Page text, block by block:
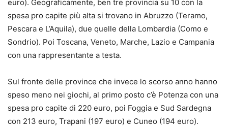
euro). Geograficamente, ben tre provincia su 10 con la
spesa pro capite più alta si trovano in Abruzzo (Teramo,
Pescara e L’Aquila), due quelle della Lombardia (Como e
Sondrio). Poi Toscana, Veneto, Marche, Lazio e Campania
con una rappresentante a testa.
Sul fronte delle province che invece lo scorso anno hanno
speso meno nei giochi, al primo posto c’è Potenza con una
spesa pro capite di 220 euro, poi Foggia e Sud Sardegna
con 213 euro, Trapani (197 euro) e Cuneo (194 euro).